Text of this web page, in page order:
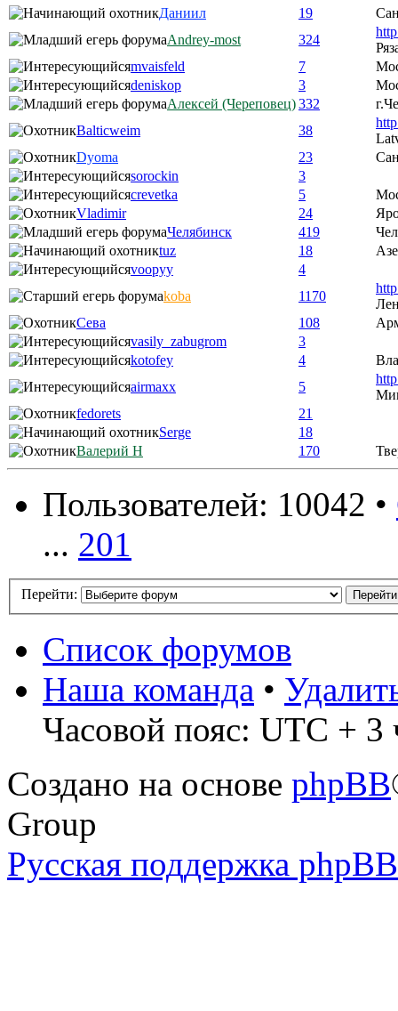
Даниил
19
Andrey-most
324
mvaisfeld
7
deniskop
3
Алексей (Череповец)332
Balticweim
38
Dyoma
23
sorockin
3
crevetka
5
Vladimir
24
Челябинск
419
tuz
18
voopyy
4
koba
1170
Сева
108
vasily_zabugrom
3
kotofey
4
airmaxx
5
fedorets
21
Serge
18
Валерий Н
170
Пользователей: 10042 •
... 201
Перейти:
Список форумов
Наша команда •
Часовой пояс: UTC + 3
Создано на основе phpBB
Group
Русская поддержка phpBB